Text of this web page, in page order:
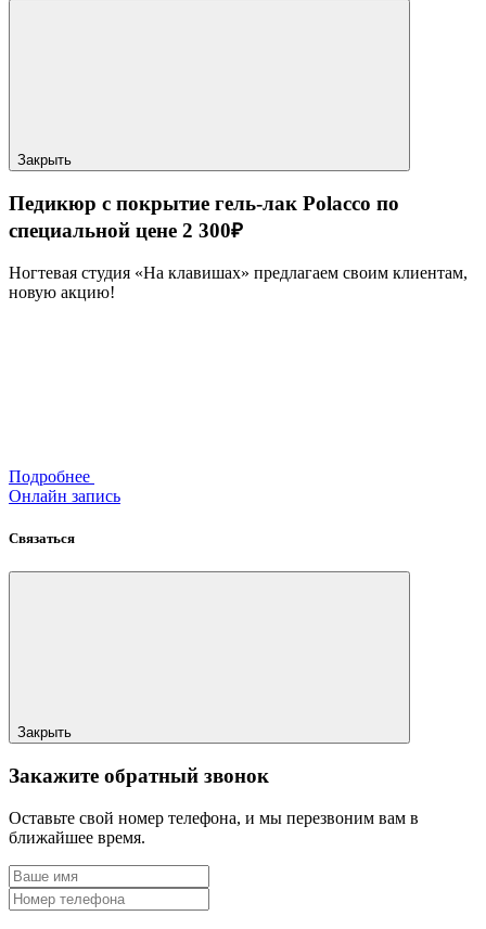
Закрыть
Педикюр с покрытие гель-лак Polacco по
специальной цене 2 300₽
Ногтевая студия «На клавишах» предлагаем своим клиентам,
новую акцию!
Подробнее
Онлайн запись
Связаться
Закрыть
Закажите обратный звонок
Оставьте свой номер телефона, и мы перезвоним вам в
ближайшее время.